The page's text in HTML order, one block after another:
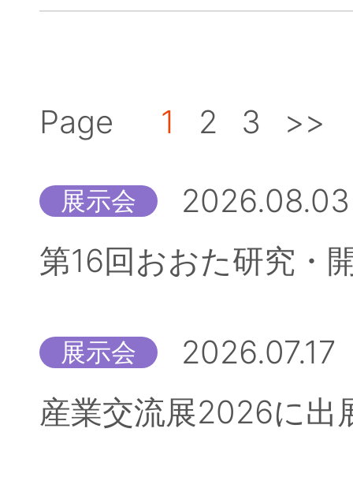
Page 1 2 3 >>
展示会
2026.08.03
第16回おおた研究・
展示会
2026.07.17
産業交流展2026に出